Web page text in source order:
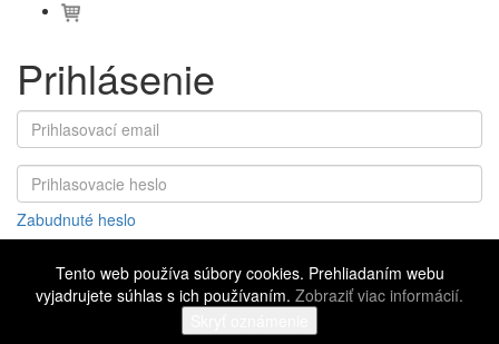
Prihlásenie
Zabudnuté heslo
2016 - 2026 Cognac Embassy
Všeobecné obchodné podmienky
Tento web používa súbory cookies. Prehliadaním webu
vyjadrujete súhlas s ich používaním. Zobraziť viac informácií.